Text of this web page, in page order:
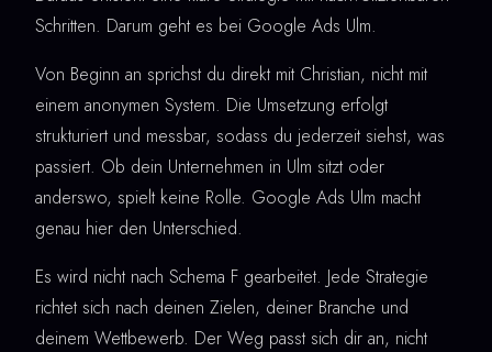
Schritten. Darum geht es bei Google Ads Ulm.
Von Beginn an sprichst du direkt mit Christian, nicht mit
einem anonymen System. Die Umsetzung erfolgt
strukturiert und messbar, sodass du jederzeit siehst, was
passiert. Ob dein Unternehmen in Ulm sitzt oder
anderswo, spielt keine Rolle. Google Ads Ulm macht
genau hier den Unterschied.
Es wird nicht nach Schema F gearbeitet. Jede Strategie
richtet sich nach deinen Zielen, deiner Branche und
deinem Wettbewerb. Der Weg passt sich dir an, nicht